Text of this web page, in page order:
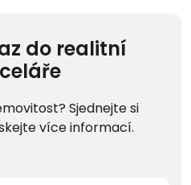
do realitní
Sjednejte si
více informací.